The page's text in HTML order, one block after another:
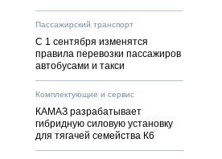
Пассажирский транспорт
С 1 сентября изменятся
правила перевозки пассажиров
автобусами и такси
Комплектующие и сервис
КАМАЗ разрабатывает
гибридную силовую установку
для тягачей семейства К6